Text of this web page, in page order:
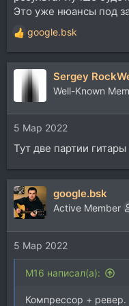
Это уже нюансы под
Р
е
а
и
и
:
google.bsk
Sergey
Well-Known
5 Мар 2022
Тут две партии гитары
google.bsk
Active Member
5 Мар 2022
M16 написал(а):
Компрессор + ревер.